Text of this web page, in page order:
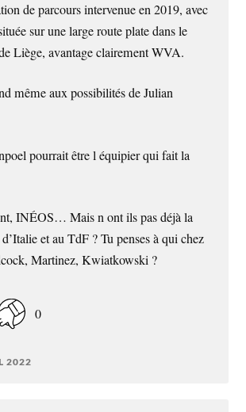
de parcours intervenue en 2019, avec
sur une large route plate dans le
Liège, avantage clairement WVA.
même aux possibilités de Julian
pourrait être l équipier qui fait la
INÉOS… Mais n ont ils pas déjà la
et au TdF ? Tu penses à qui chez
Martinez, Kwiatkowski ?
0
2022